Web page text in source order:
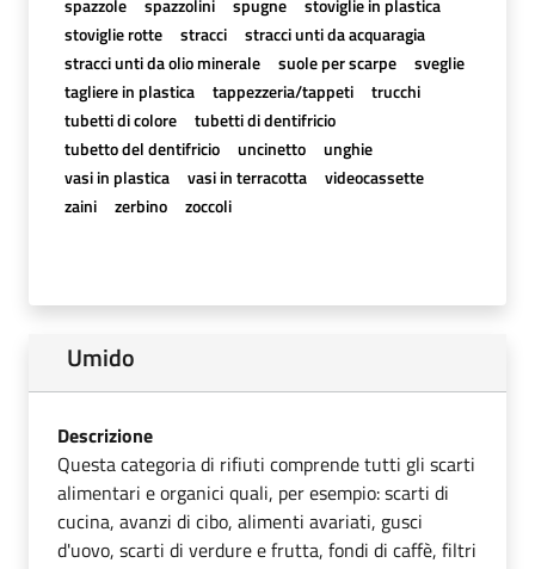
stoviglie rotte
stracci
stracci unti da acquaragia
stracci unti da olio minerale
suole per scarpe
sveglie
tagliere in plastica
tappezzeria/tappeti
trucchi
tubetti di colore
tubetti di dentifricio
tubetto del dentifricio
uncinetto
unghie
vasi in plastica
vasi in terracotta
videocassette
zaini
zerbino zoccoli
Umido
Descrizione
Questa categoria di rifiuti comprende tutti gli scarti
alimentari e organici quali, per esempio: scarti di
cucina, avanzi di cibo, alimenti avariati, gusci
d'uovo, scarti di verdure e frutta, fondi di caffè, filtri